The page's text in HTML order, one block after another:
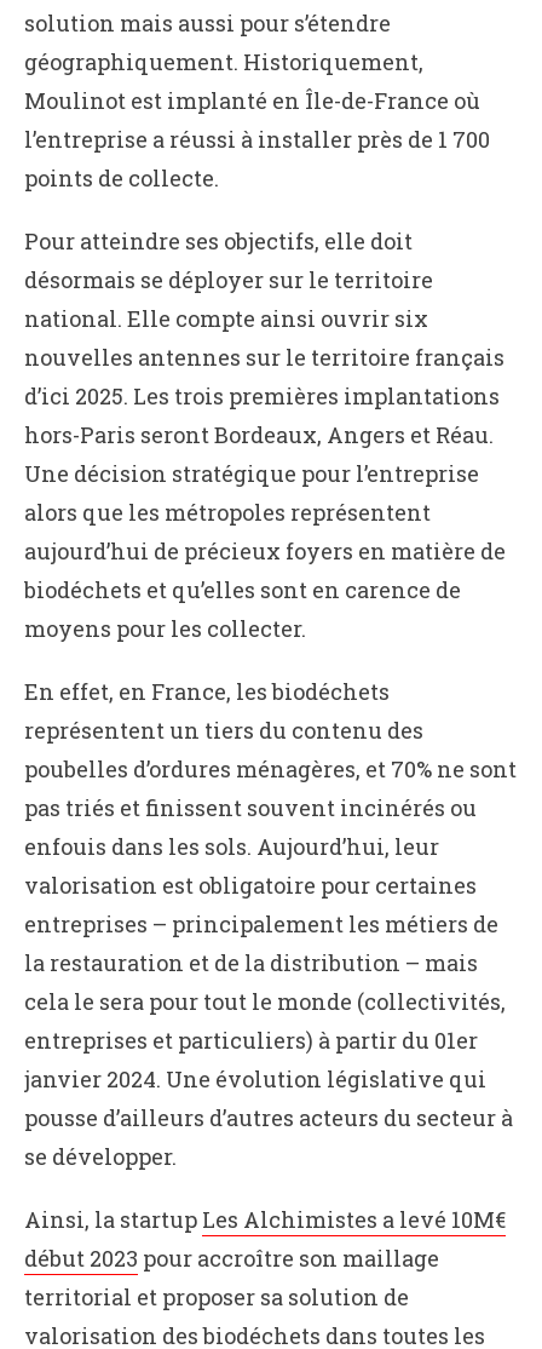
solution mais aussi pour s’étendre
géographiquement. Historiquement,
Moulinot est implanté en Île-de-France où
l’entreprise a réussi à installer près de 1 700
points de collecte.
Pour atteindre ses objectifs, elle doit
désormais se déployer sur le territoire
national. Elle compte ainsi ouvrir six
nouvelles antennes sur le territoire français
d’ici 2025. Les trois premières implantations
hors-Paris seront Bordeaux, Angers et Réau.
Une décision stratégique pour l’entreprise
alors que les métropoles représentent
aujourd’hui de précieux foyers en matière de
biodéchets et qu’elles sont en carence de
moyens pour les collecter.
En effet, en France, les biodéchets
représentent un tiers du contenu des
poubelles d’ordures ménagères, et 70% ne sont
pas triés et finissent souvent incinérés ou
enfouis dans les sols. Aujourd’hui, leur
valorisation est obligatoire pour certaines
entreprises – principalement les métiers de
la restauration et de la distribution – mais
cela le sera pour tout le monde (collectivités,
entreprises et particuliers) à partir du 01er
janvier 2024. Une évolution législative qui
pousse d’ailleurs d’autres acteurs du secteur à
se développer.
Ainsi, la startup Les Alchimistes a levé 10M€
début 2023 pour accroître son maillage
territorial et proposer sa solution de
valorisation des biodéchets dans toutes les